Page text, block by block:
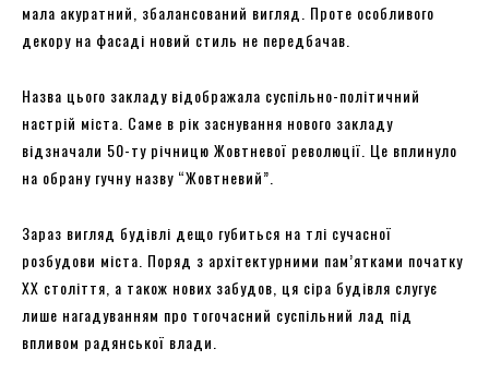
мала акуратний, збалансований вигляд. Проте особливого
декору на фасаді новий стиль не передбачав.
Назва цього закладу відображала суспільно-політичний
настрій міста. Саме в рік заснування нового закладу
відзначали 50-ту річницю Жовтневої революції. Це вплинуло
на обрану гучну назву “Жовтневий”.
Зараз вигляд будівлі дещо губиться на тлі сучасної
розбудови міста. Поряд з архітектурними пам’ятками початку
XX століття, а також нових забудов, ця сіра будівля слугує
лише нагадуванням про тогочасний суспільний лад під
впливом радянської влади.